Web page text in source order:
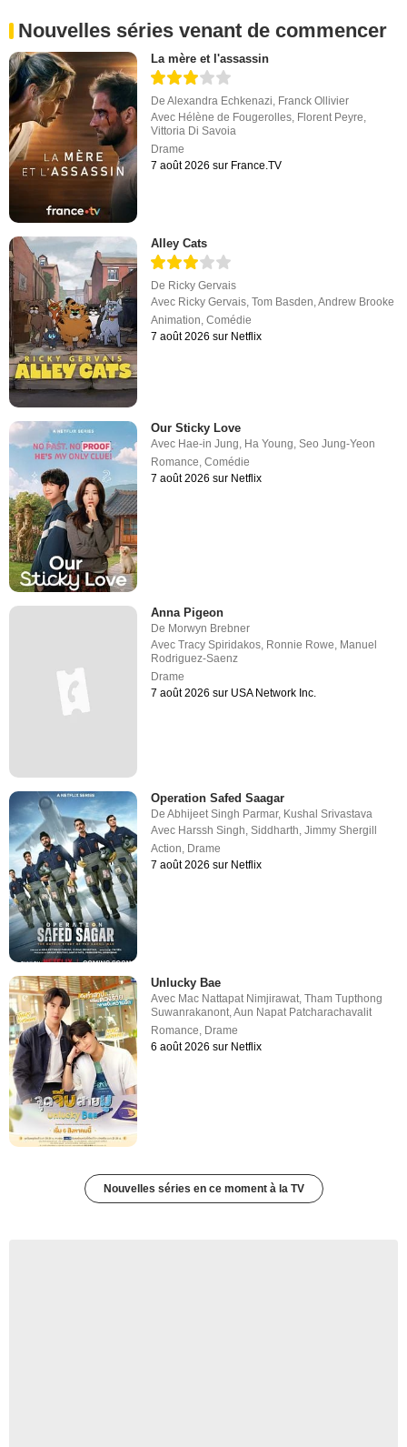
Nouvelles séries venant de commencer
La mère et l'assassin
DeAlexandra Echkenazi Franck Ollivier
Avec Hélène de Fougerolles Florent Peyre
Vittoria Di Savoia
Drame
7 août 2026 sur France.TV
Alley Cats
De Ricky Gervais
Avec Ricky Gervais,Tom Basden,Andrew Brooke
Animation,Comédie
7 août 2026 sur Netflix
Our Sticky Love
Avec Hae-in Jung, Ha Young,Seo Jung-Yeon
Romance,Comédie
7 août 2026 sur Netflix
Anna Pigeon
De Morwyn Brebner
AvecTracy Spiridakos, Ronnie Rowe, Manuel
Rodriguez-Saenz
Drame
7 août 2026 sur USA Network Inc.
Operation Safed Saagar
DeAbhijeet Singh Parmar, Kushal Srivastava
Avec Harssh Singh ,Siddharth ,Jimmy Shergill
Action Drame
7 août 2026 sur Netflix
Unlucky Bae
Avec Mac Nattapat Nimjirawat,Tham Tupthong
Suwanrakanont,Aun Napat Patcharachavalit
Romance, Drame
6 août 2026 sur Netflix
Nouvelles séries en ce moment à la TV